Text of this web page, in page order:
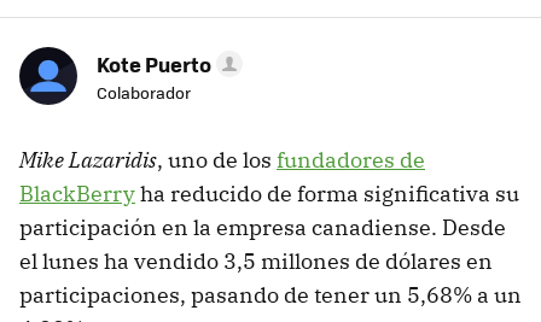
Kote Puerto
Colaborador
Mike Lazaridis, uno de los fundadores de
BlackBerryha reducido de forma significativa su
participación en la empresa canadiense. Desde
el lunes ha vendido 3,5 millones de dólares en
participaciones, pasando de tener un 5,68% a un